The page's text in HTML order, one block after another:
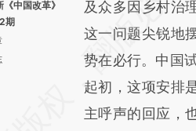
中国改革》
期
AI基
[https://
(https://
成，可能与原文
新观点和立场。
及众多因乡村治
这一问题尖锐地
势在必行。中国
起初，这项安排
主呼声的回应，